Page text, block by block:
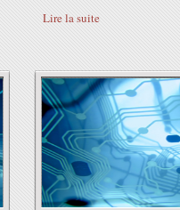
Lire la suite